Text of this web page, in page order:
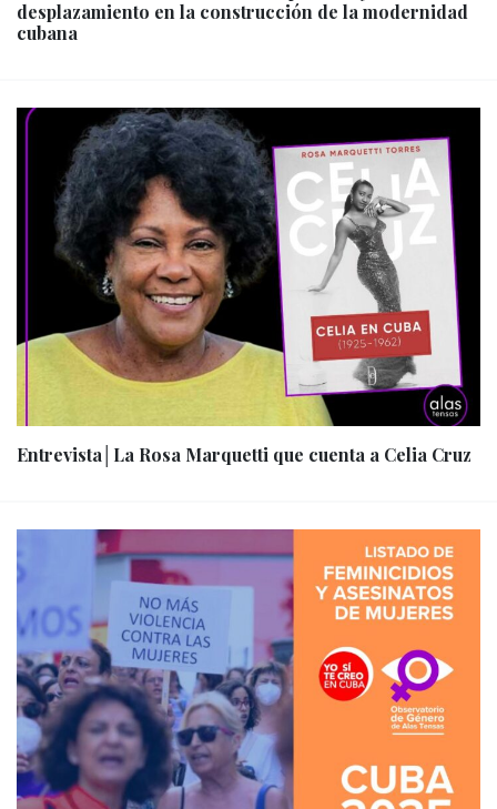
desplazamiento en la construcción de la modernidad
cubana
Entrevista│La Rosa Marquetti que cuenta a Celia Cruz